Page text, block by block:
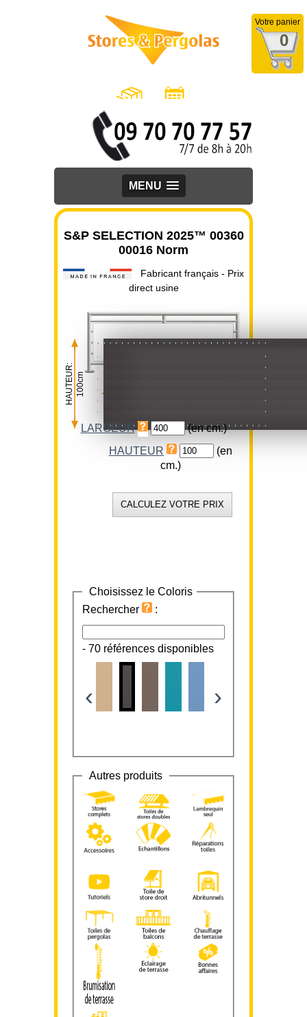
Votre panier
0
MENU
S&P SELECTION 2025™ 00360
00016 Norm
Fabricant français - Prix
direct usine
HAUTEUR:100cm
LARGEUR:
400cm
LARGEUR
(en cm.)
HAUTEUR
(en
cm.)
Choisissez le Coloris
Rechercher
:
- 70 références disponibles
‹ ›
Autres produits